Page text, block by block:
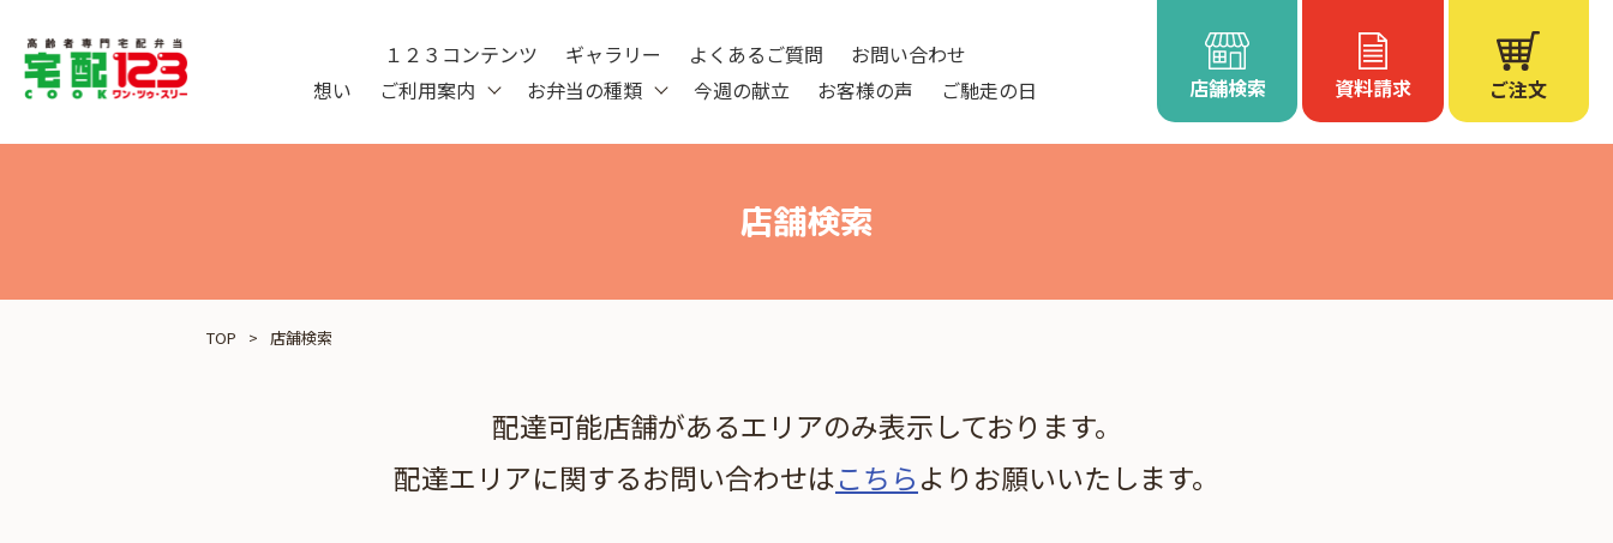
想い ご利用案内 お弁当の種類 今週の献立 お客様の声 ご馳走の日
１２３コンテンツ ギャラリー よくあるご質問
お問い合わせ
店舗検索
資料請求 ご注文
店舗検索
TOP 店舗検索
配達可能店舗があるエリアのみ表示しております。
配達エリアに関するお問い合わせはこちらよりお願いいたします。